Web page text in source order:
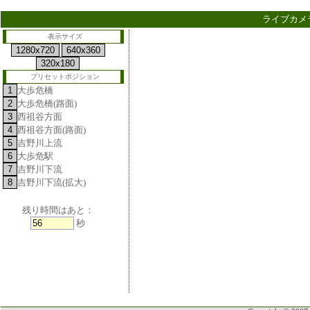
ライブカメ
表示サイズ
プリセットポジション
大歩危橋
大歩危橋(路面)
西祖谷方面
西祖谷方面(路面)
吉野川上流
大歩危駅
吉野川下流
吉野川下流(拡大)
残り時間はあと：
秒